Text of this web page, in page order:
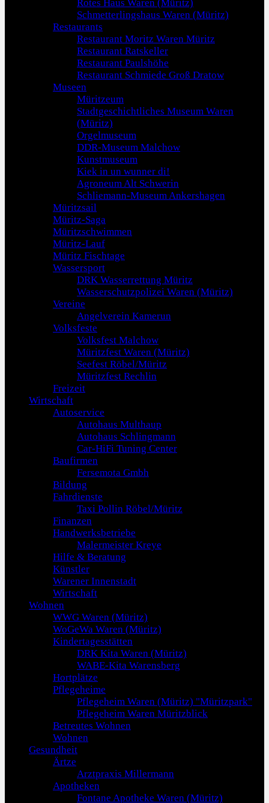
Rotes Haus Waren (Müritz)
Schmetterlingshaus Waren (Müritz)
Restaurants
Restaurant Moritz Waren Müritz
Restaurant Ratskeller
Restaurant Paulshöhe
Restaurant Schmiede Groß Dratow
Museen
Müritzeum
Stadtgeschichtliches Museum Waren
(Müritz)
Orgelmuseum
DDR-Museum Malchow
Kunstmuseum
Kiek in un wunner di!
Agroneum Alt Schwerin
Schliemann-Museum Ankershagen
Müritzsail
Müritz-Saga
Müritzschwimmen
Müritz-Lauf
Müritz Fischtage
Wassersport
DRK Wasserrettung Müritz
Wasserschutzpolizei Waren (Müritz)
Vereine
Angelverein Kamerun
Volksfeste
Volksfest Malchow
Müritzfest Waren (Müritz)
Seefest Röbel/Müritz
Müritzfest Rechlin
Freizeit
Wirtschaft
Autoservice
Autohaus Multhaup
Autohaus Schlingmann
Car-HiFi Tuning Center
Baufirmen
Fersemota Gmbh
Bildung
Fahrdienste
Taxi Pollin Röbel/Müritz
Finanzen
Handwerksbetriebe
Malermeister Kreye
Hilfe & Beratung
Künstler
Warener Innenstadt
Wirtschaft
Wohnen
WWG Waren (Müritz)
WoGeWa Waren (Müritz)
Kindertagesstätten
DRK Kita Waren (Müritz)
WABE-Kita Warensberg
Hortplätze
Pflegeheime
Pflegeheim Waren (Müritz) "Müritzpark"
Pflegeheim Waren Müritzblick
Betreutes Wohnen
Wohnen
Gesundheit
Ärtze
Arztpraxis Millermann
Apotheken
Fontane Apotheke Waren (Müritz)